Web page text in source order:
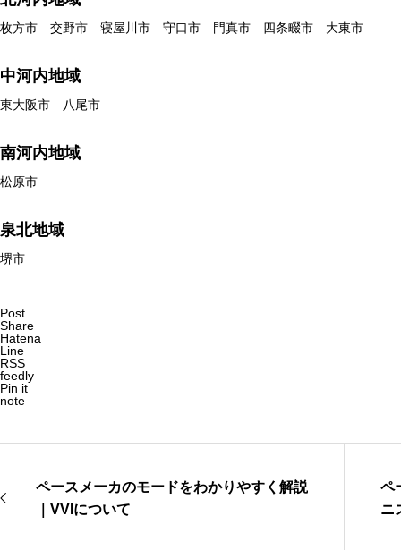
枚方市 交野市 寝屋川市 守口市 門真市 四条畷市 大東市
中河内地域
東大阪市 八尾市
南河内地域
松原市
泉北地域
堺市
Post
Share
Hatena
Line
RSS
feedly
Pin it
note
ペースメーカのモードをわかりやすく解説
｜VVIについて
ペ
ニ